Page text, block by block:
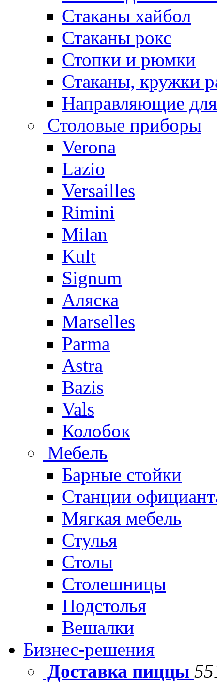
Стаканы хайбол
Стаканы рокс
Стопки и рюмки
Стаканы, кружки
Направляющие
Столовые приборы
Verona
Lazio
Versailles
Rimini
Milan
Kult
Signum
Аляска
Marselles
Parma
Astra
Bazis
Vals
Колобок
Мебель
Барные стойки
Станции
Мягкая мебель
Стулья
Столы
Столешницы
Подстолья
Вешалки
Бизнес-решения
Доставка пиццы